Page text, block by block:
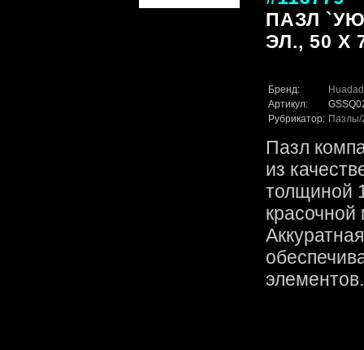
ПАЗЛ
ЭЛ., 50 Х
Бренд:
Артикул:
Рубрикатор: Пазлы/
Пазл
из
толщиной
красочной